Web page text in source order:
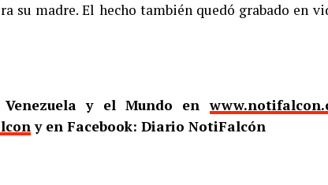
su madre. El hecho también quedó grabado en
Venezuela y el Mundo en
y en Facebook: Diario NotiFalcón